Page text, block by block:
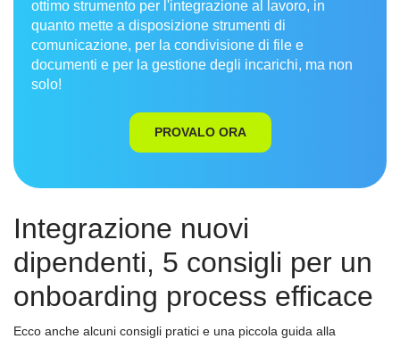
ottimo strumento per l'integrazione al lavoro, in
quanto mette a disposizione strumenti di
comunicazione, per la condivisione di file e
documenti e per la gestione degli incarichi, ma non
solo!
PROVALO ORA
Integrazione nuovi
dipendenti, 5 consigli per un
onboarding process efficace
Ecco anche alcuni consigli pratici e una piccola guida alla